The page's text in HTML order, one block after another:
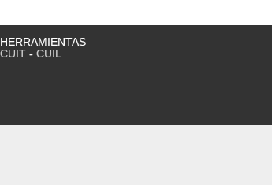
HERRAMIENTAS
CUIT- CUIL